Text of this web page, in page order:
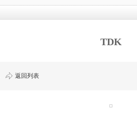
TDK
返回列表